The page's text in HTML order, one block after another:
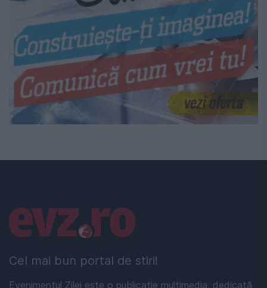
Cel mai bun portal de stiri!
Evenimentul Zilei este o publicație multimedia, dedicată
Linkuri utile